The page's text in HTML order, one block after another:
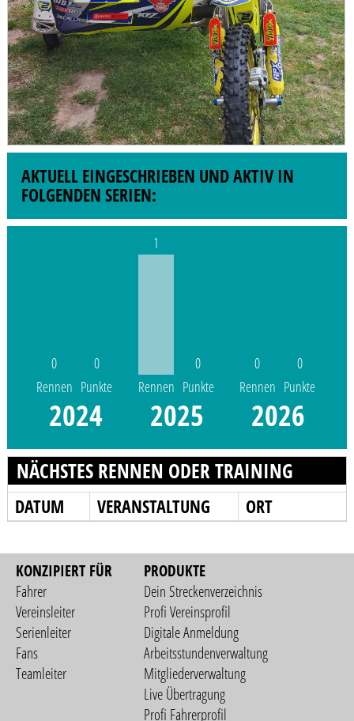
AKTUELL EINGESCHRIEBEN UND AKTIV IN
FOLGENDEN SERIEN:
0
Rennen
0
Punkte
2024
1
Rennen
0
Punkte
2025
0
Rennen
0
Punkte
2026
NÄCHSTES RENNEN ODER TRAINING
DATUM VERANSTALTUNG ORT
KONZIPIERT FÜR
Fahrer
Vereinsleiter
Serienleiter
Fans
Teamleiter
PRODUKTE
Dein Streckenverzeichnis
Profi Vereinsprofil
Digitale Anmeldung
Arbeitsstundenverwaltung
Mitgliederverwaltung
Live Übertragung
Profi Fahrerprofil